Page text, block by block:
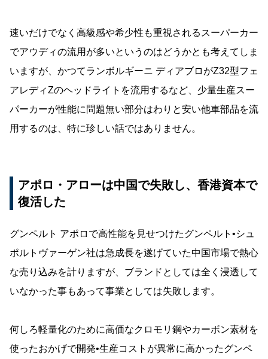
速いだけでなく高級感や希少性も重視されるスーパーカー
でアウディの流用が多いというのはどうかとも考えてしま
いますが、かつてランボルギーニ ディアブロがZ32型フェ
アレディZのヘッドライトを流用するなど、少量生産スー
パーカーが性能に問題無い部分はわりと安い他車部品を流
用するのは、特に珍しい話ではありません。
アポロ・アローは中国で失敗し、香港資本で
復活した
グンペルト アポロで高性能を見せつけたグンペルト•シュ
ポルトヴァーゲン社は急成長を遂げていた中国市場で熱心
な売り込みを計りますが、ブランドとしては全く浸透して
いなかった事もあって事業としては失敗します。
何しろ軽量化のために高価なクロモリ鋼やカーボン素材を
使ったおかげで開発•生産コストが異常に高かったグンペ